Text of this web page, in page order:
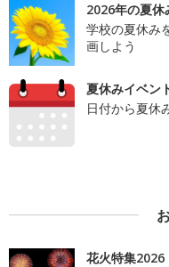
2026年の夏休
学校の夏休み
画しよう
夏休みイベン
日付から夏休
花火特集2026